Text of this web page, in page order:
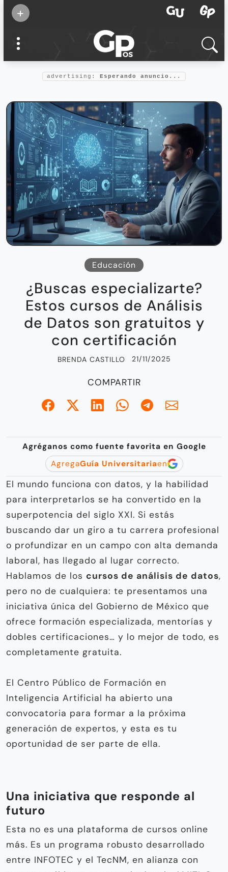
+
confianza
Foro salud
advertising: Esperando anuncio...
Educación
¿Buscas especializarte?
Estos cursos de Análisis
de Datos son gratuitos y
con certificación
BRENDA CASTILLO 21/11/2025
COMPARTIR
Agréganos como fuente favorita en Google
AgregaGuía Universitariaen
El mundo funciona con datos, y la habilidad
para interpretarlos se ha convertido en la
superpotencia del siglo XXI. Si estás
buscando dar un giro a tu carrera profesional
o profundizar en un campo con alta demanda
laboral, has llegado al lugar correcto.
Hablamos de los cursos de análisis de datos,
pero no de cualquiera: te presentamos una
iniciativa única del Gobierno de México que
ofrece formación especializada, mentorías y
dobles certificaciones… y lo mejor de todo, es
completamente gratuita.
El Centro Público de Formación en
Inteligencia Artificial ha abierto una
convocatoria para formar a la próxima
generación de expertos, y esta es tu
oportunidad de ser parte de ella.
Una iniciativa que responde al
futuro
Esta no es una plataforma de cursos online
más. Es un programa robusto desarrollado
entre INFOTEC y el TecNM, en alianza con